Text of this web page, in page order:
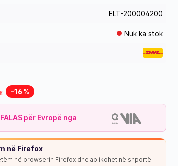
ELT-200004200
Nuk ka stok
-16 %
për Evropë nga
në Firefox
në browserin Firefox dhe aplikohet në shportë